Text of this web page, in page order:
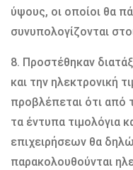
ύψους, οι οποίοι θα
συνυπολογίζονται
8. Προστέθηκαν
και την ηλεκτρονική
προβλέπεται ότι από
τα έντυπα τιμολόγια
επιχειρήσεων θα
παρακολουθούνται